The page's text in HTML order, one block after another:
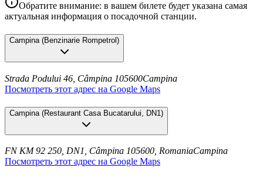
Обратите внимание: в вашем билете будет указана самая
актуальная информация о посадочной станции.
Campina(Benzinarie Rompetrol )
Strada Podului 46, Câmpina 105600Campina
Посмотреть этот адрес на Google Maps
Campina (Restaurant Casa Bucatarului, DN1)
FN KM 92 250, DN1, Câmpina 105600, RomaniaCampina
Посмотреть этот адрес на Google Maps